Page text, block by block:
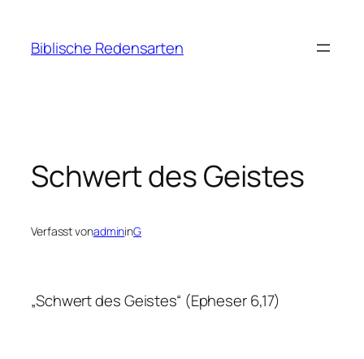
springen
Biblische Redensarten
Schwert des Geistes
Verfasst vonadmininG
„Schwert des Geistes“ (Epheser 6,17)